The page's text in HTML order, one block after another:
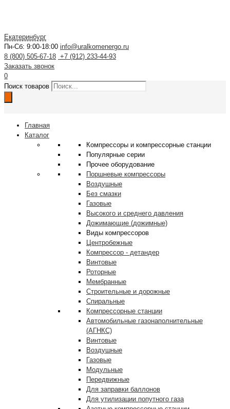
Екатеринбург
Пн-Сб: 9:00-18:00 info@uralkomenergo.ru
8 (800) 505-67-18 +7 (912) 233-44-93
Заказать звонок
0
Поиск товаров
Главная
Каталог
Компрессоры и компрессорные станции
Популярные серии
Прочее оборудование
Поршневые компрессоры
Воздушные
Без смазки
Газовые
Высокого и среднего давления
Дожимающие (дожимные)
Виды компрессоров
Центробежные
Компрессор - детандер
Винтовые
Роторные
Мембранные
Строительные и дорожные
Спиральные
Компрессорные станции
Автомобильные газонаполнительные
(АГНКС)
Винтовые
Воздушные
Газовые
Модульные
Передвижные
Для заправки баллонов
Для утилизации попутного газа